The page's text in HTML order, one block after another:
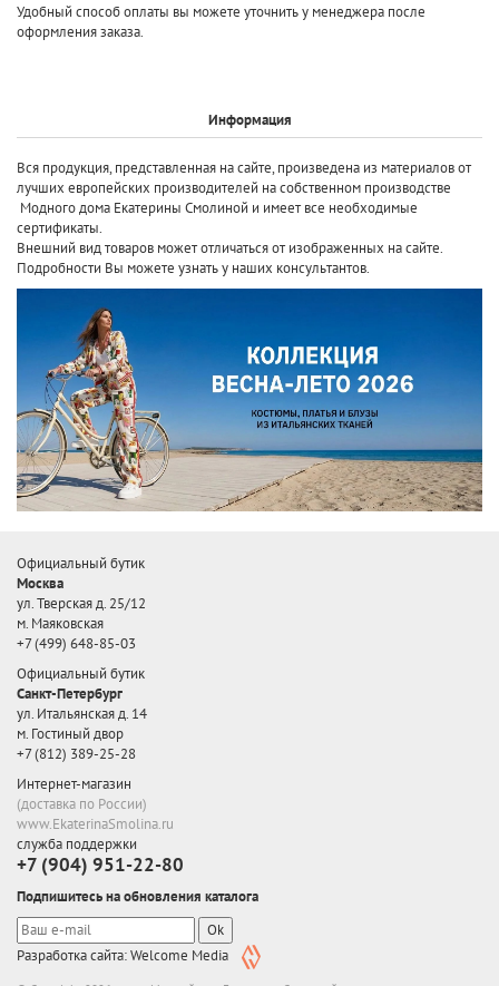
Удобный способ оплаты вы можете уточнить у менеджера после
оформления заказа.
Информация
Вся продукция, представленная на сайте, произведена из материалов от
лучших европейских производителей на собственном производстве
Модного дома Екатерины Смолиной и имеет все необходимые
сертификаты.
Внешний вид товаров может отличаться от изображенных на сайте.
Подробности Вы можете узнать у наших консультантов.
Официальный бутик
Москва
ул. Тверская д. 25/12
м. Маяковская
+7 (499) 648-85-03
Официальный бутик
Санкт-Петербург
ул. Итальянская д. 14
м. Гостиный двор
+7 (812) 389-25-28
Интернет-магазин
(доставка по России)
www.EkaterinaSmolina.ru
служба поддержки
+7 (904) 951-22-80
Подпишитесь на обновления каталога
Ok
Разработка сайта: Welcome Media